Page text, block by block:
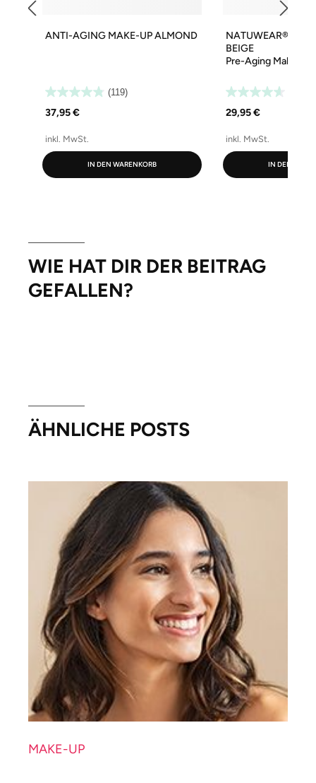
ANTI-AGING MAKE-UP ALMOND
(119)
37,95 €
inkl. MwSt.
IN DEN WARENKORB
NATUWEAR®
BEIGE
Pre-Aging Make-up
29,95 €
inkl. MwSt.
IN DEN
WIE HAT DIR DER BEITRAG
GEFALLEN?
ÄHNLICHE POSTS
MAKE-UP